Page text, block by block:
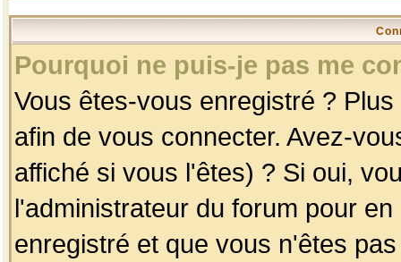
Pourquoi ne puis-je pas me
Vous êtes-vous enregistré ?
afin de vous connecter. Avez-
affiché si vous l'êtes) ? Si oui,
l'administrateur du forum pour
enregistré et que vous n'êtes